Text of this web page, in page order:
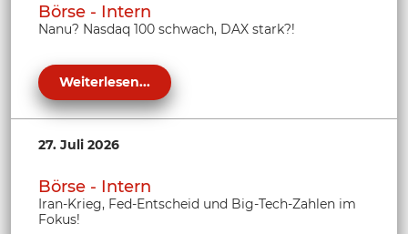
Börse - Intern
Nanu? Nasdaq 100 schwach, DAX stark?!
Weiterlesen...
27. Juli 2026
Börse - Intern
Iran-Krieg, Fed-Entscheid und Big-Tech-Zahlen im
Fokus!